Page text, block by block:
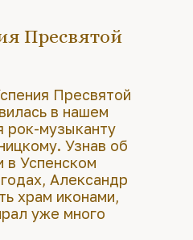
Пресвятой
Пресвятой
в нашем
рок-музыканту
Узнав об
в Успенском
Александр
храм иконами,
уже много